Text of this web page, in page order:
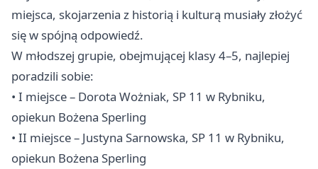
miejsca, skojarzenia z historią i kulturą musiały złożyć
się w spójną odpowiedź.
W młodszej grupie, obejmującej klasy 4–5, najlepiej
poradzili sobie:
• I miejsce – Dorota Wożniak, SP 11 w Rybniku,
opiekun Bożena Sperling
• II miejsce – Justyna Sarnowska, SP 11 w Rybniku,
opiekun Bożena Sperling